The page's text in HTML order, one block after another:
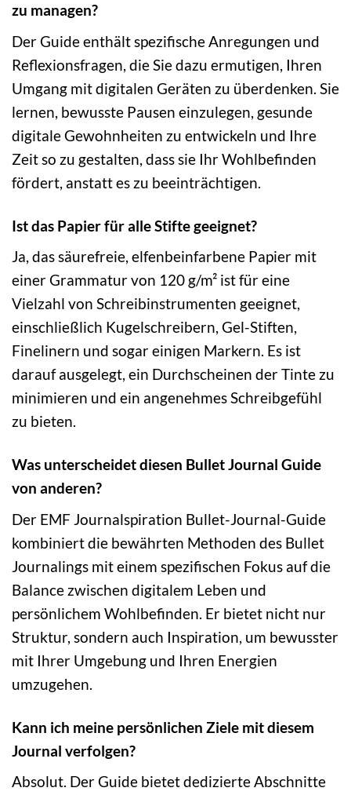
zu managen?
Der Guide enthält spezifische Anregungen und
Reflexionsfragen, die Sie dazu ermutigen, Ihren
Umgang mit digitalen Geräten zu überdenken. Sie
lernen, bewusste Pausen einzulegen, gesunde
digitale Gewohnheiten zu entwickeln und Ihre
Zeit so zu gestalten, dass sie Ihr Wohlbefinden
fördert, anstatt es zu beeinträchtigen.
Ist das Papier für alle Stifte geeignet?
Ja, das säurefreie, elfenbeinfarbene Papier mit
einer Grammatur von 120 g/m² ist für eine
Vielzahl von Schreibinstrumenten geeignet,
einschließlich Kugelschreibern, Gel-Stiften,
Finelinern und sogar einigen Markern. Es ist
darauf ausgelegt, ein Durchscheinen der Tinte zu
minimieren und ein angenehmes Schreibgefühl
zu bieten.
Was unterscheidet diesen Bullet Journal Guide
von anderen?
Der EMF Journalspiration Bullet-Journal-Guide
kombiniert die bewährten Methoden des Bullet
Journalings mit einem spezifischen Fokus auf die
Balance zwischen digitalem Leben und
persönlichem Wohlbefinden. Er bietet nicht nur
Struktur, sondern auch Inspiration, um bewusster
mit Ihrer Umgebung und Ihren Energien
umzugehen.
Kann ich meine persönlichen Ziele mit diesem
Journal verfolgen?
Absolut. Der Guide bietet dedizierte Abschnitte